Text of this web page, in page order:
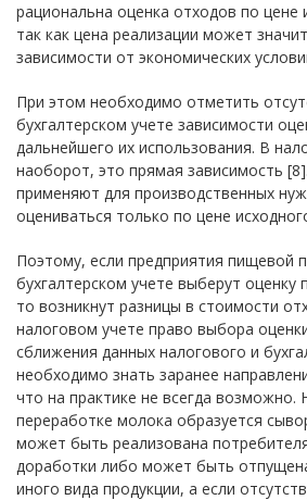
рациональна оценка отходов по цене
так как цена реализации может
зависимости от экономических
При этом необходимо отметить
бухгалтерском учете зависимости
дальнейшего их использования. В
наоборот, это прямая зависимость
применяют для производственных
оцениваться только по цене
Поэтому, если предприятия пищевой
бухгалтерском учете выберут оценку
то возникнут разницы в стоимости
налоговом учете право выбора
сближения данных налогового и
необходимо знать заранее
что на практике не всегда возможно.
переработке молока образуется
может быть реализована
доработки либо может быть
иного вида продукции, а если